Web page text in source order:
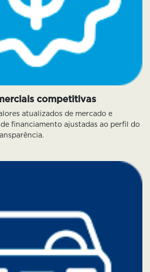
competitivas
atualizados de mercado e
financiamento ajustadas ao perfil do